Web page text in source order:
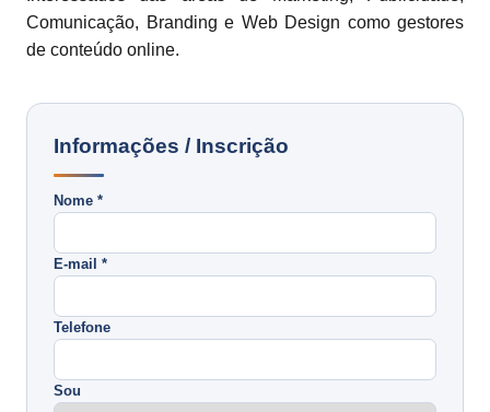
Comunicação, Branding e Web Design como gestores
de conteúdo online.
Informações / Inscrição
Nome *
E-mail *
Telefone
Sou